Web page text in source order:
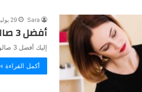
Sara 29 يوليو، 2023
أفضل 3 صالون تجميل خدمة منازل العين
إليك أفضل 3 صالون تجميل خدمة منازل العين، تهتم أي امرأة بشكلها و تحب ان تكون في أحسن حال في…
أكمل القراءة »